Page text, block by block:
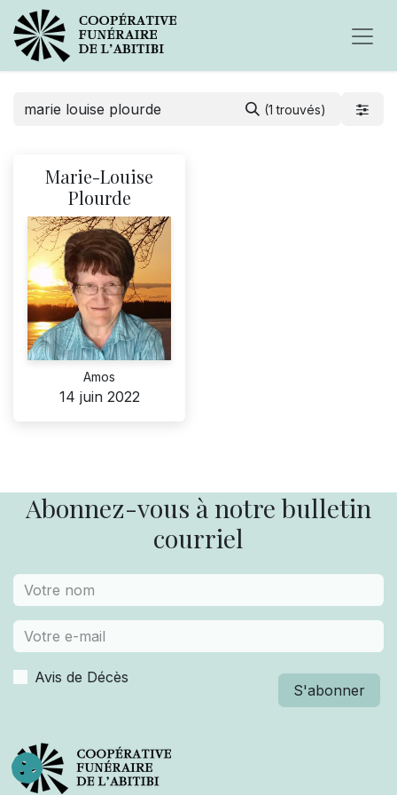
(1 trouvés)
Marie-Louise
Plourde
Amos
14 juin 2022
Abonnez-vous à notre bulletin
courriel
Avis de Décès
S'abonner